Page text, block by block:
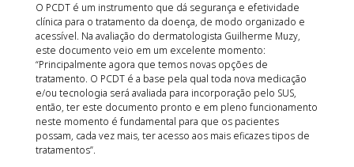
O PCDT é um instrumento que dá segurança e efetividade
clínica para o tratamento da doença, de modo organizado e
acessível. Na avaliação do dermatologista Guilherme Muzy,
este documento veio em um excelente momento:
“Principalmente agora que temos novas opções de
tratamento. O PCDT é a base pela qual toda nova medicação
e/ou tecnologia será avaliada para incorporação pelo SUS,
então, ter este documento pronto e em pleno funcionamento
neste momento é fundamental para que os pacientes
possam, cada vez mais, ter acesso aos mais eficazes tipos de
tratamentos”.